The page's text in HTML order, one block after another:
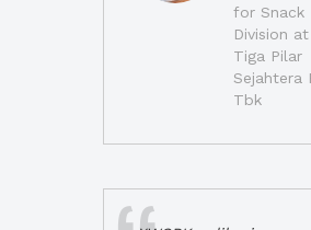
for Snack
Division
Tiga Pilar
Sejahtera
Tbk